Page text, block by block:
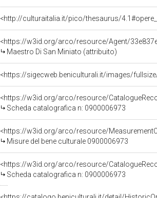
<http://culturaitalia.it/pico/thesaurus/
<https://w3id.org/arco/resource/Agent/
Maestro Di San Miniato (attribuito)
<https://sigecweb.beniculturali.it/images/
<https://w3id.org/arco/resource/
Scheda catalografica n: 0900006973
<https://w3id.org/arco/resource/
Misure del bene culturale 0900006973
<https://w3id.org/arco/resource/
Scheda catalografica n: 0900006973